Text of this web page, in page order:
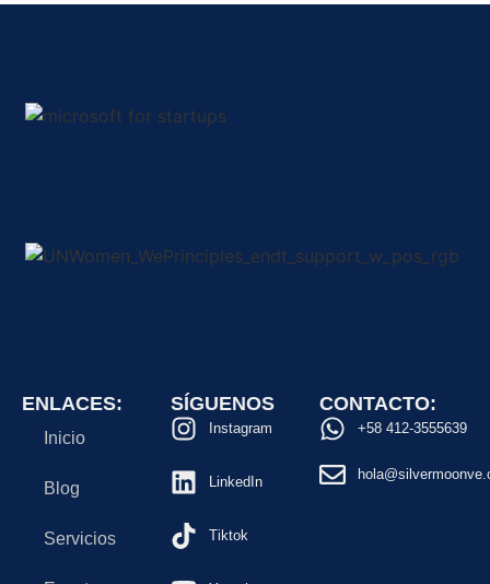
ENLACES:
Inicio
Blog
Servicios
SÍGUENOS
Instagram
LinkedIn
Tiktok
CONTACTO:
+58 412-3555639